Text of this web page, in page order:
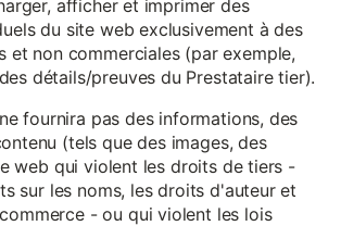
afficher et imprimer des
du site web exclusivement à des
et non commerciales (par exemple,
détails/preuves du Prestataire tier).
fournira pas des informations, des
(tels que des images, des
web qui violent les droits de tiers -
sur les noms, les droits d'auteur et
- ou qui violent les lois